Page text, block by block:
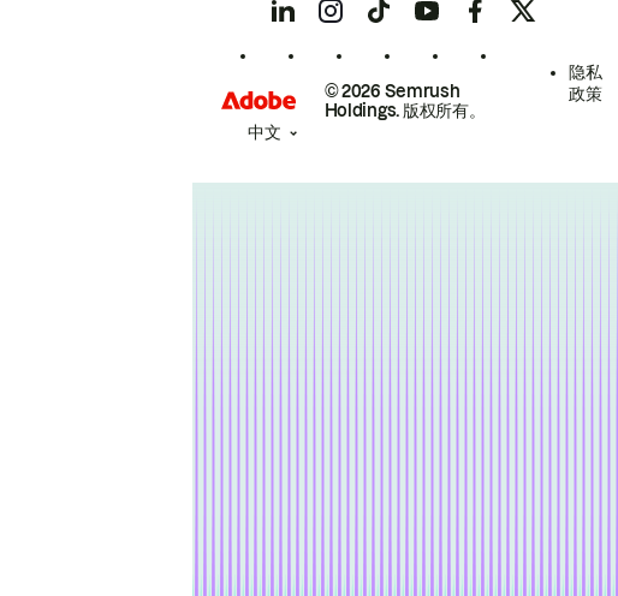
© 2026 Semrush
Holdings. 版权所有。
隐私
政策
中文